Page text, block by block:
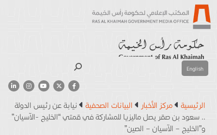
English
الرئيسية مركز الأخبار البيانات الصحفية
نيابة عن رئيس الدولة
.. سعود بن صقر يصل ماليزيا للمشاركة في قمتي “الخليج -الآسيان”
و”الخليج – الآسيان – الصين”